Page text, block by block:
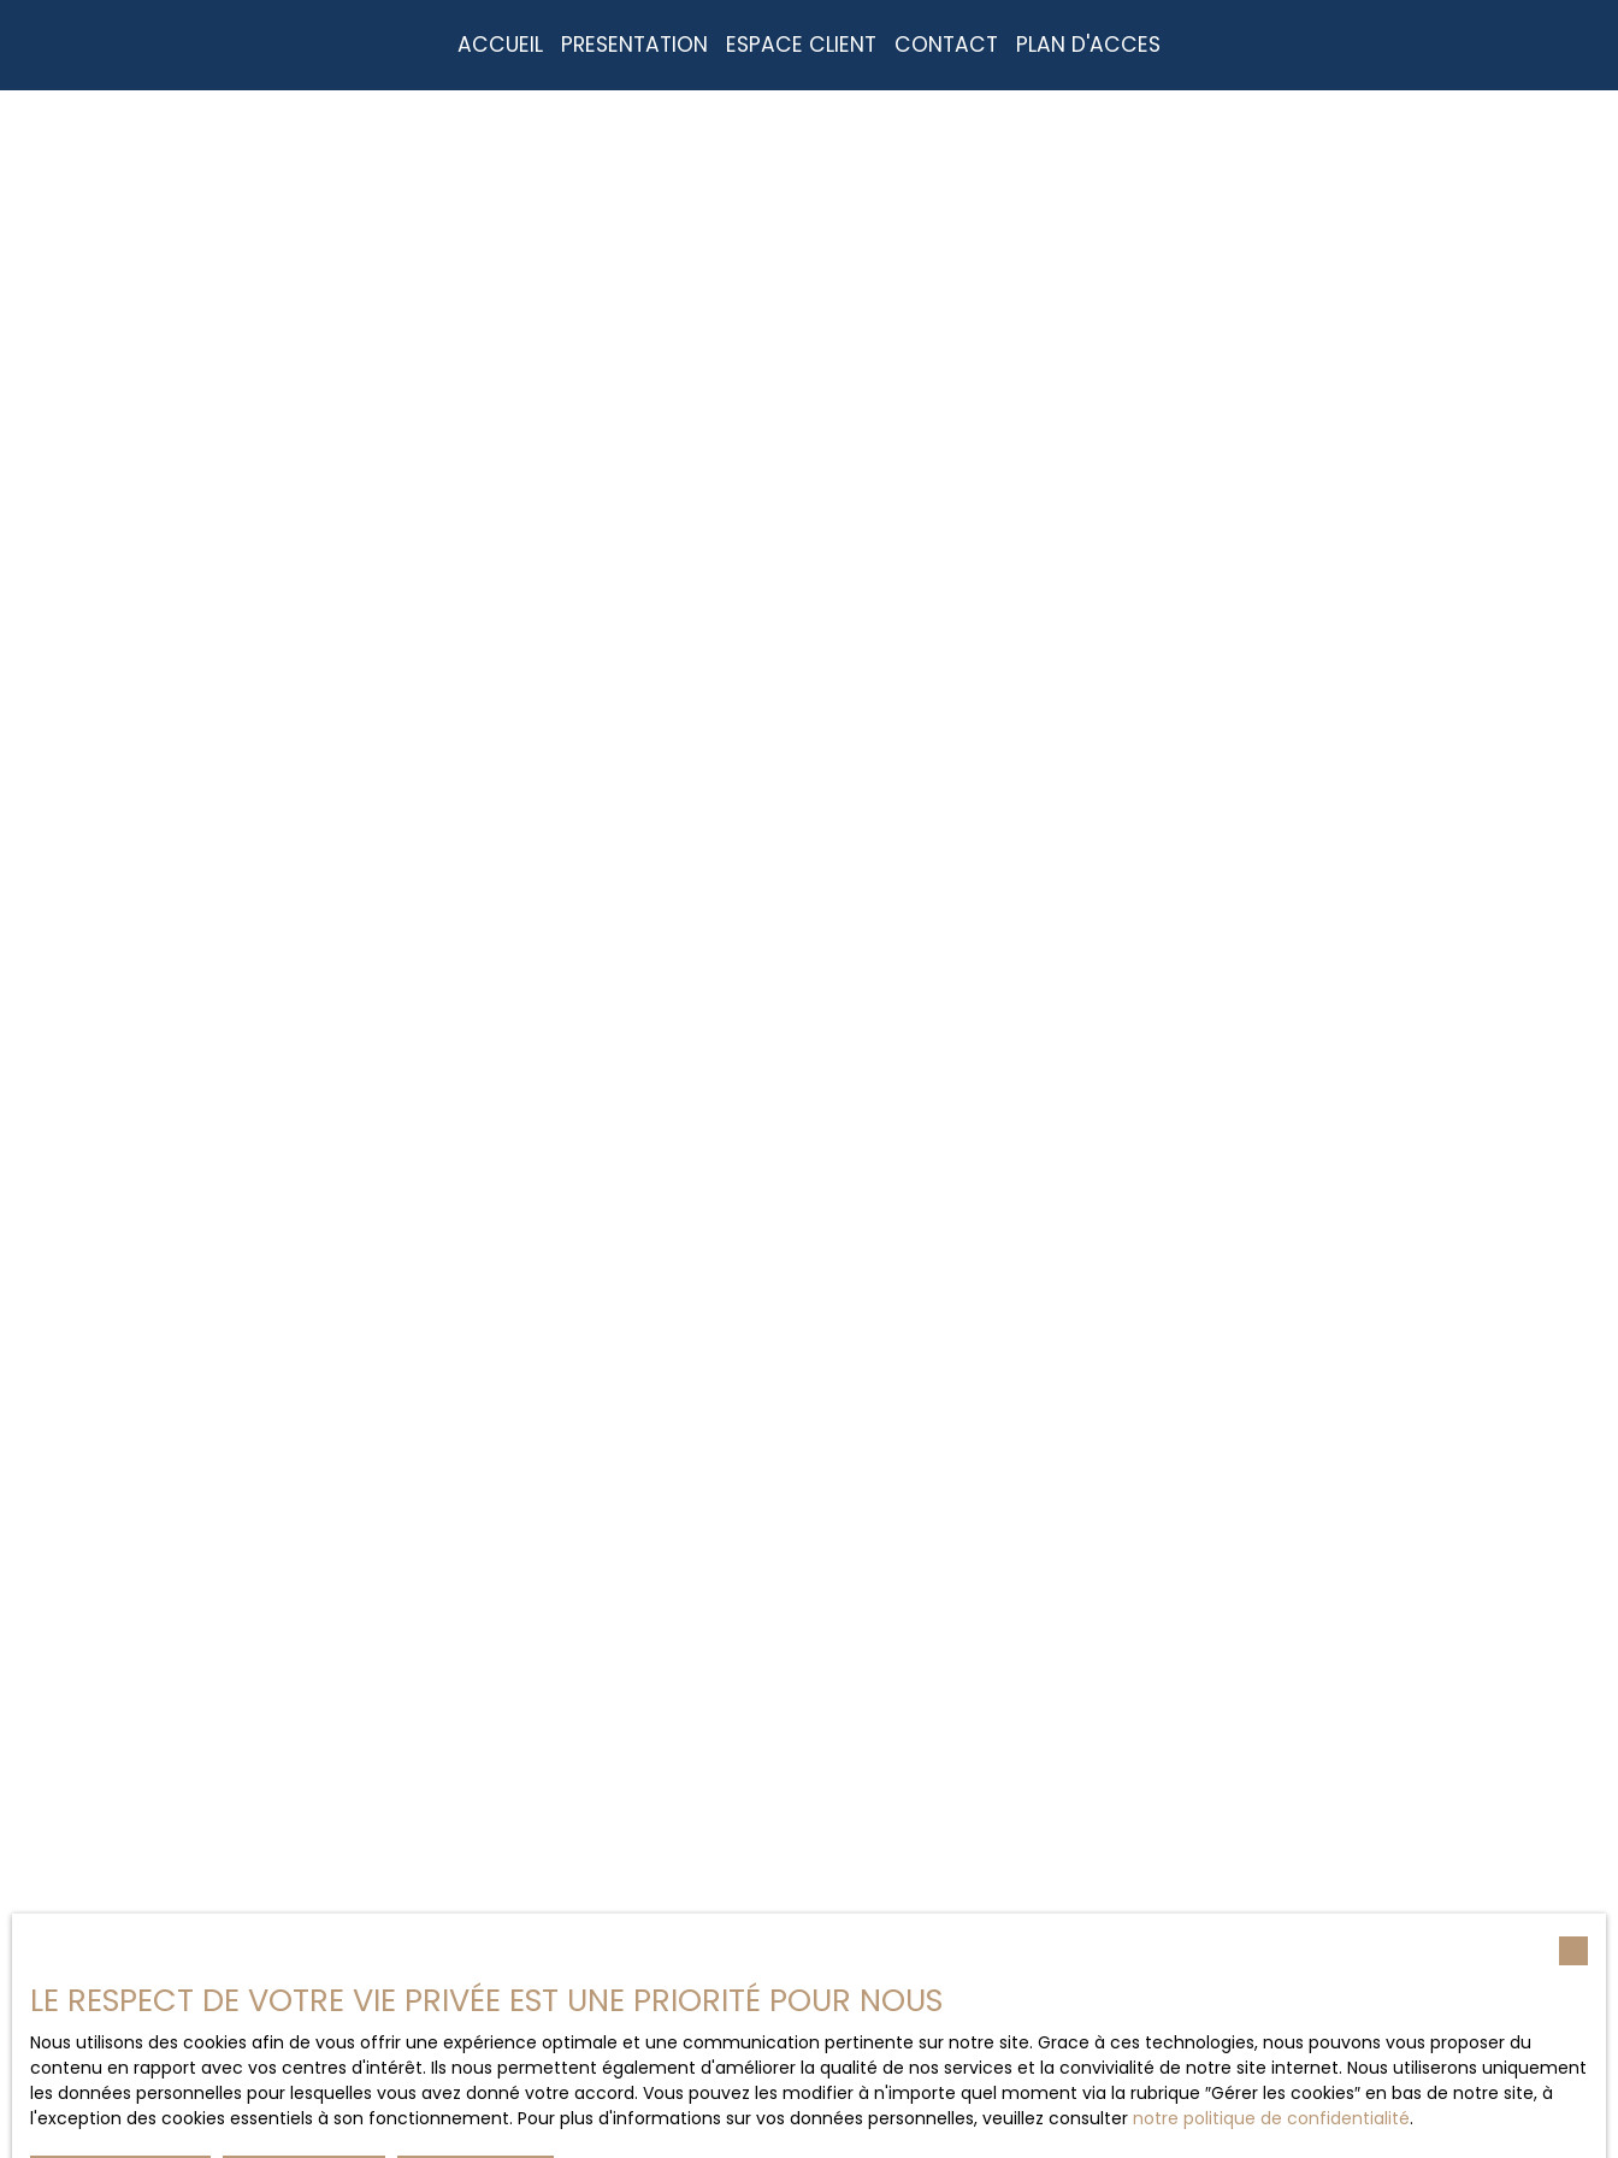
ACCUEIL PRESENTATION ESPACE CLIENT CONTACT PLAN D'ACCES
LE RESPECT DE VOTRE VIE PRIVÉE EST UNE PRIORITÉ POUR NOUS
Nous utilisons des cookies afin de vous offrir une expérience optimale et une communication pertinente sur notre site. Grace à ces technologies, nous pouvons vous proposer du
contenu en rapport avec vos centres d'intérêt. Ils nous permettent également d'améliorer la qualité de nos services et la convivialité de notre site internet. Nous utiliserons uniquement
les données personnelles pour lesquelles vous avez donné votre accord. Vous pouvez les modifier à n'importe quel moment via la rubrique ″Gérer les cookies″ en bas de notre site, à
l'exception des cookies essentiels à son fonctionnement. Pour plus d'informations sur vos données personnelles, veuillez consulter notre politique de confidentialité.